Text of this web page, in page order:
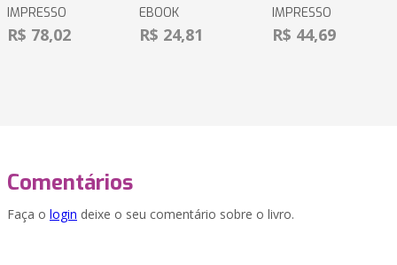
IMPRESSO
R$ 78,02
EBOOK
R$ 24,81
IMPRESSO
R$ 44,69
Comentários
Faça o login deixe o seu comentário sobre o livro.